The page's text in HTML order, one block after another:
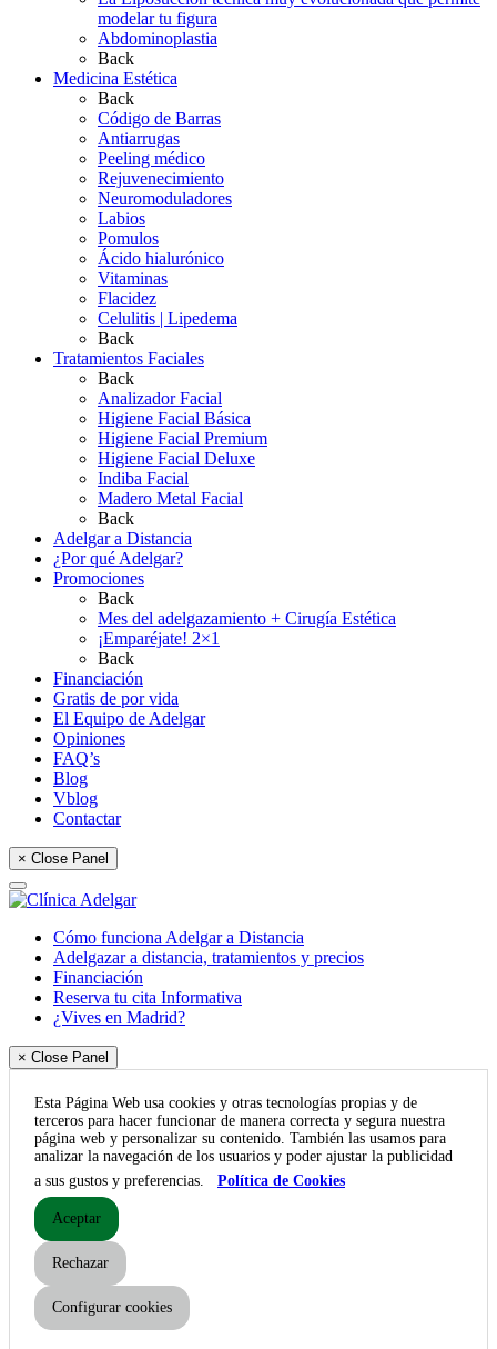
modelar tu figura
Abdominoplastia
Back
Medicina Estética
Back
Código de Barras
Antiarrugas
Peeling médico
Rejuvenecimiento
Neuromoduladores
Labios
Pomulos
Ácido hialurónico
Vitaminas
Flacidez
Celulitis | Lipedema
Back
Tratamientos Faciales
Back
Analizador Facial
Higiene Facial Básica
Higiene Facial Premium
Higiene Facial Deluxe
Indiba Facial
Madero Metal Facial
Back
Adelgar a Distancia
¿Por qué Adelgar?
Promociones
Back
Mes del adelgazamiento + Cirugía Estética
¡Emparéjate! 2×1
Back
Financiación
Gratis de por vida
El Equipo de Adelgar
Opiniones
FAQ’s
Blog
Vblog
Contactar
× Close Panel
Cómo funciona Adelgar a Distancia
Adelgazar a distancia, tratamientos y precios
Financiación
Reserva tu cita Informativa
¿Vives en Madrid?
× Close Panel
Esta Página Web usa cookies y otras tecnologías propias y de
terceros para hacer funcionar de manera correcta y segura nuestra
página web y personalizar su contenido. También las usamos para
analizar la navegación de los usuarios y poder ajustar la publicidad
a sus gustos y preferencias.
Política de Cookies
Aceptar
Rechazar
Configurar cookies